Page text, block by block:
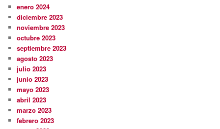
enero 2024
diciembre 2023
noviembre 2023
octubre 2023
septiembre 2023
agosto 2023
julio 2023
junio 2023
mayo 2023
abril 2023
marzo 2023
febrero 2023